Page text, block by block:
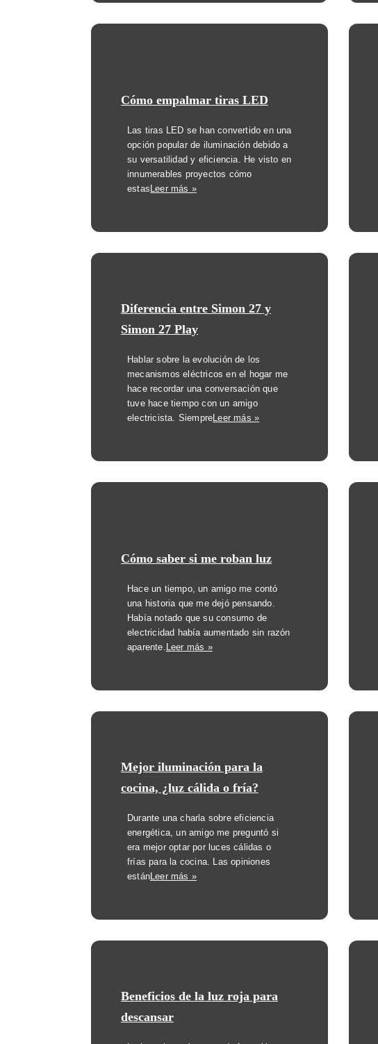
Cómo empalmar tiras LED
Las tiras LED se han convertido en una
opción popular de iluminación debido a
su versatilidad y eficiencia. He visto en
innumerables proyectos cómo
estas Leer más »
Diferencia entre Simon 27 y
Simon 27 Play
Hablar sobre la evolución de los
mecanismos eléctricos en el hogar me
hace recordar una conversación que
tuve hace tiempo con un amigo
electricista. SiempreLeer más »
Cómo saber si me roban luz
Hace un tiempo, un amigo me contó
una historia que me dejó pensando.
Había notado que su consumo de
electricidad había aumentado sin razón
aparente. Leer más »
Mejor iluminación para la
cocina, ¿luz cálida o fría?
Durante una charla sobre eficiencia
energética, un amigo me preguntó si
era mejor optar por luces cálidas o
frías para la cocina. Las opiniones
estánLeer más »
Beneficios de la luz roja para
descansar